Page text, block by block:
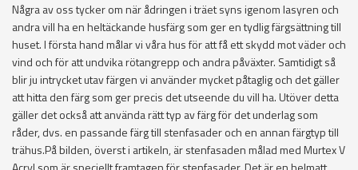
Några av oss tycker om när ådringen i träet syns igenom lasyren och
andra vill ha en heltäckande husfärg som ger en tydlig färgsättning till
huset. I första hand målar vi våra hus för att få ett skydd mot väder och
vind och för att undvika rötangrepp och andra påväxter. Samtidigt så
blir ju intrycket utav färgen vi använder mycket påtaglig och det gäller
att hitta den färg som ger precis det utseende du vill ha. Utöver detta
gäller det också att använda rätt typ av färg för det underlag som
råder, dvs. en passande färg till stenfasader och en annan färgtyp till
trähus.På bilden, överst i artikeln, är stenfasaden målad med Murtex V